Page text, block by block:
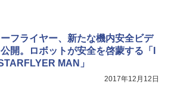
フライヤー、新たな機内安全ビデ
開。ロボットが安全を啓蒙する「I
MAN」
2017年12月12日